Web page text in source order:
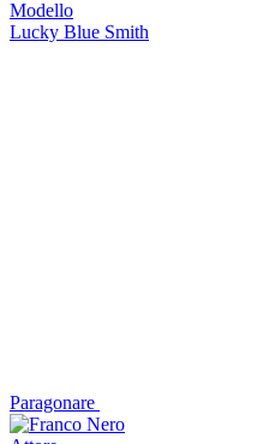
Modello
Lucky Blue Smith
Paragonare